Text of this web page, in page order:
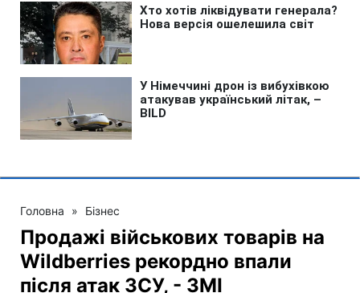
Головна » Бізнес
Продажі військових товарів на
Wildberries рекордно впали
після атак ЗСУ, - ЗМІ